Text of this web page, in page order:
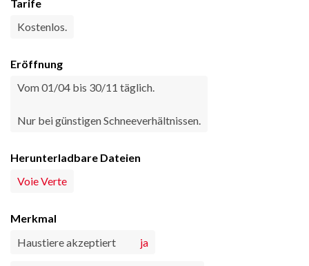
Tarife
Kostenlos.
Eröffnung
Vom 01/04 bis 30/11 täglich.
Nur bei günstigen Schneeverhältnissen.
Herunterladbare Dateien
Voie Verte
Merkmal
Haustiere akzeptiert
ja